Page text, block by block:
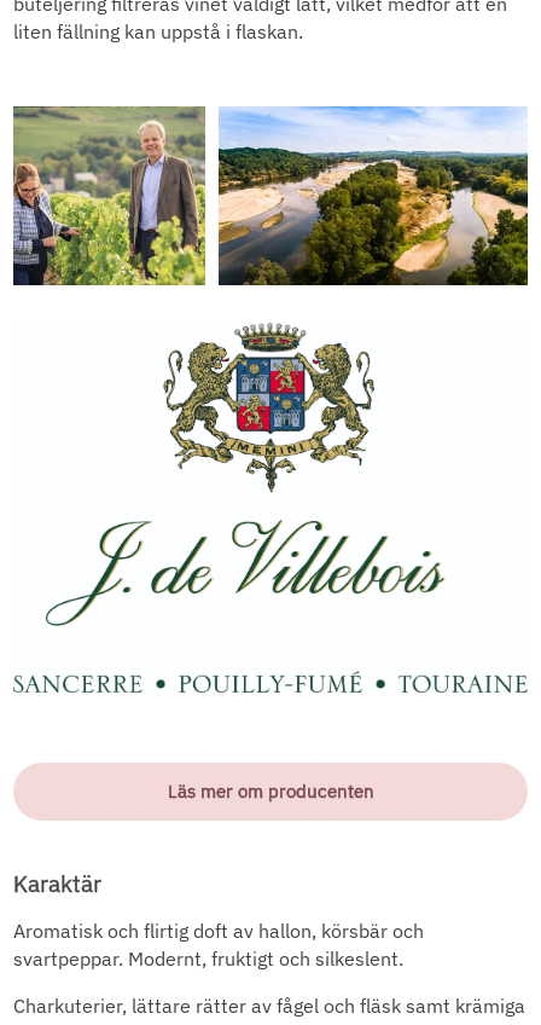
liten fällning kan uppstå i flaskan.
Läs mer om producenten
Karaktär
Aromatisk och flirtig doft av hallon, körsbär och
svartpeppar. Modernt, fruktigt och silkeslent.
Charkuterier, lättare rätter av fågel och fläsk samt krämiga